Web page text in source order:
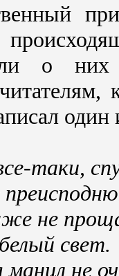
о
один
таки,
не
свет.
не